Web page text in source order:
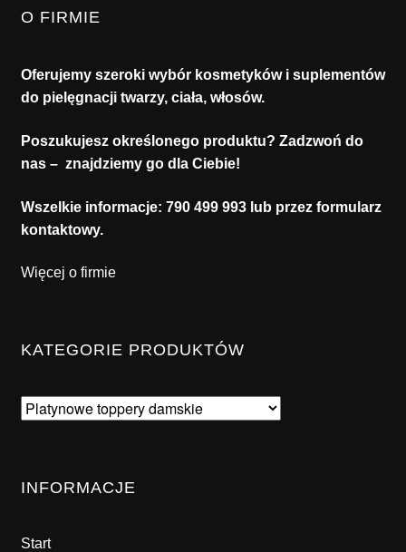
O FIRMIE
Oferujemy szeroki wybór kosmetyków i suplementów
do pielęgnacji twarzy, ciała, włosów.
Poszukujesz określonego produktu? Zadzwoń do
nas – znajdziemy go dla Ciebie!
Wszelkie informacje: 790 499 993lub przez formularz
kontaktowy.
Więcej o firmie
KATEGORIE PRODUKTÓW
INFORMACJE
Start